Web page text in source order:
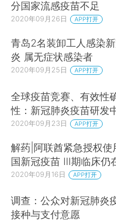
分国家流感疫苗不足
2020年09月26日 APP打开
青岛2名装卸工人感染
炎 属无症状感染者
2020年09月25日 APP打开
全球疫苗竞赛、有效性
性：新冠肺炎疫苗研发
2020年09月23日 APP打开
解药|阿联酋紧急授权使
国新冠疫苗 Ⅲ期临床仍
2020年09月16日 APP打开
调查：公众对新冠肺炎
接种与支付意愿